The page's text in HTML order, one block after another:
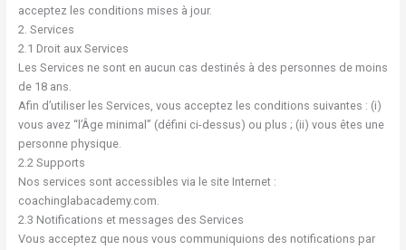
acceptez les conditions mises à jour.
2. Services
2.1 Droit aux Services
Les Services ne sont en aucun cas destinés à des personnes de moins
de 18 ans.
Afin d’utiliser les Services, vous acceptez les conditions suivantes : (i)
vous avez “l’Âge minimal” (défini ci-dessus) ou plus ; (ii) vous êtes une
personne physique.
2.2 Supports
Nos services sont accessibles via le site Internet :
coachinglabacademy.com.
2.3 Notifications et messages des Services
Vous acceptez que nous vous communiquions des notifications par